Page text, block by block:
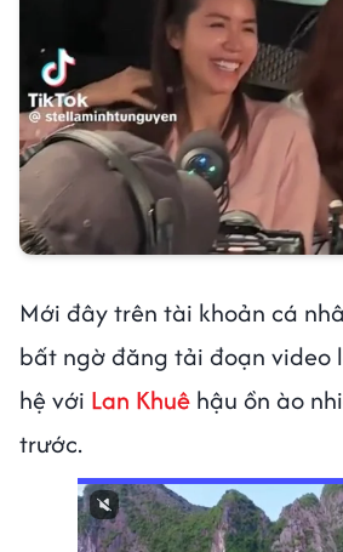
Mới đây trên tài khoản cá
bất ngờ đăng tải đoạn video
hệ với Lan Khuê hậu ồn ào
trước.